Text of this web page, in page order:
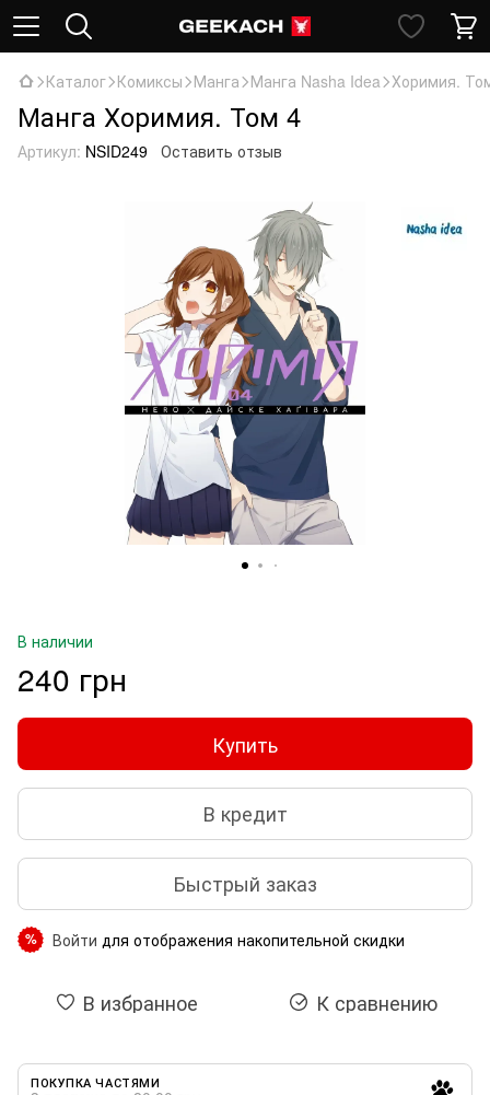
Каталог Комиксы Манга Манга Nasha Idea Хоримия.
Манга Хоримия. Том 4
Артикул: NSID249 Оставить отзыв
В наличии
240 грн
Купить
В кредит
Быстрый заказ
% Войти для отображения накопительной скидки
В избранное К сравнению
ПОКУПКА ЧАСТЯМИ